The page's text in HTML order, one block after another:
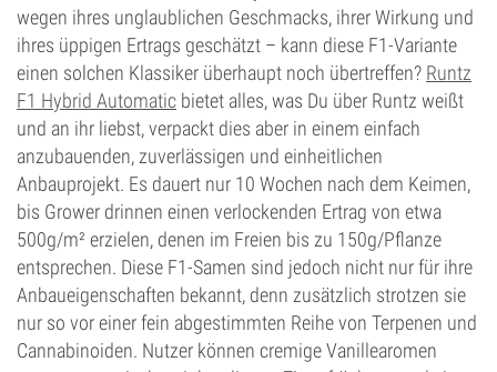
wegen ihres unglaublichen Geschmacks, ihrer Wirkung und
ihres üppigen Ertrags geschätzt – kann diese F1-Variante
einen solchen Klassiker überhaupt noch übertreffen? Runtz
F1 Hybrid Automatic bietet alles, was Du über Runtz weißt
und an ihr liebst, verpackt dies aber in einem einfach
anzubauenden, zuverlässigen und einheitlichen
Anbauprojekt. Es dauert nur 10 Wochen nach dem Keimen,
bis Grower drinnen einen verlockenden Ertrag von etwa
500g/m² erzielen, denen im Freien bis zu 150g/Pflanze
entsprechen. Diese F1-Samen sind jedoch nicht nur für ihre
Anbaueigenschaften bekannt, denn zusätzlich strotzen sie
nur so vor einer fein abgestimmten Reihe von Terpenen und
Cannabinoiden. Nutzer können cremige Vanillearomen